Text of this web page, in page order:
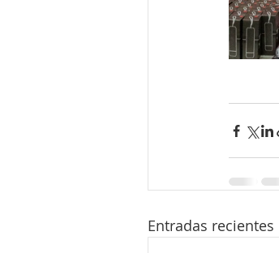
Entradas recientes